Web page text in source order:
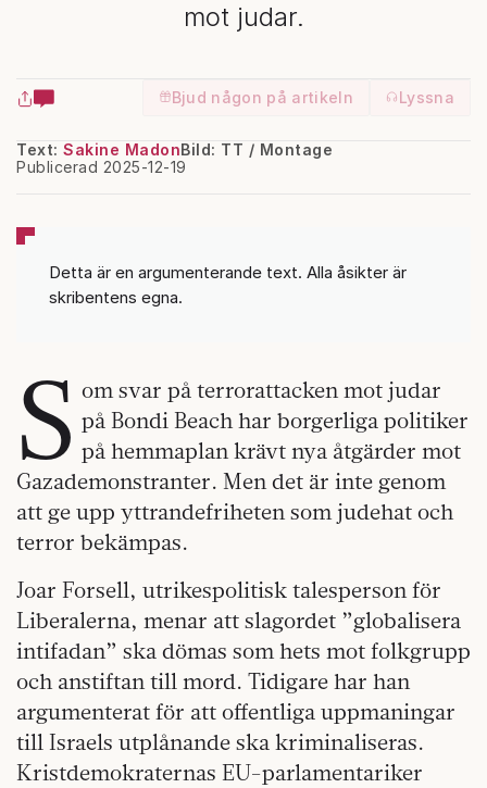
mot judar.
Bjud någon på artikeln Lyssna
Text: Sakine Madon
Publicerad 2025-12-19
Bild: TT / Montage
Detta är en argumenterande text. Alla åsikter är
skribentens egna.
S om svar på terrorattacken mot judar
på Bondi Beach har borgerliga politiker
på hemmaplan krävt nya åtgärder mot
Gazademonstranter. Men det är inte genom
att ge upp yttrandefriheten som judehat och
terror bekämpas.
Joar Forsell, utrikespolitisk talesperson för
Liberalerna, menar att slagordet ”globalisera
intifadan” ska dömas som hets mot folkgrupp
och anstiftan till mord. Tidigare har han
argumenterat för att offentliga uppmaningar
till Israels utplånande ska kriminaliseras.
Kristdemokraternas EU-parlamentariker